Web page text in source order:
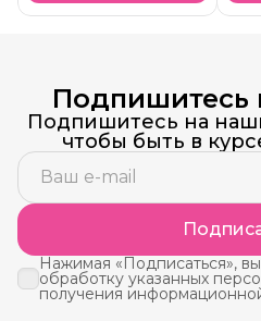
Подпишитесь
Подпишитесь на
чтобы быть в
Нажимая «Подписаться»,
обработку указанных
получения